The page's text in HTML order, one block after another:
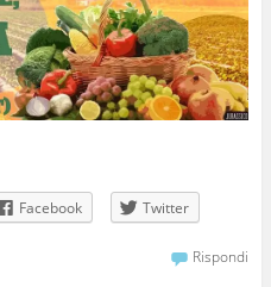
Facebook Twitter
Rispondi